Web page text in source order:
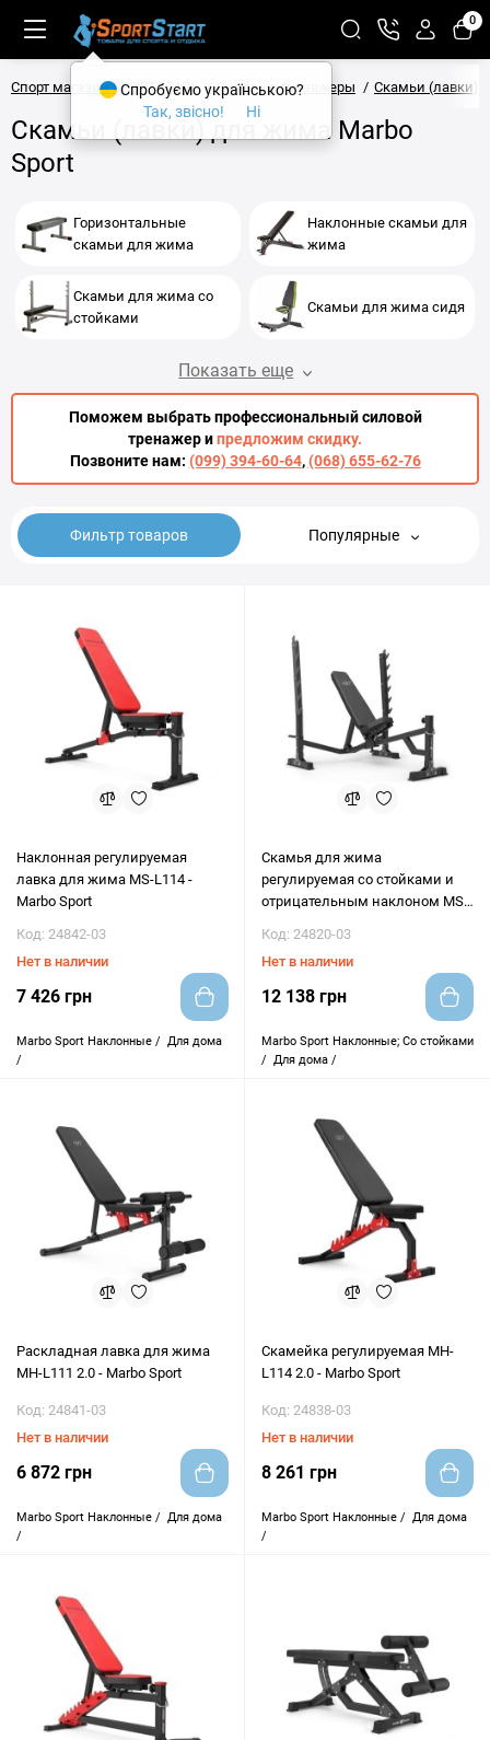
0
Спорт магазин SPORTSTART Силовые тренажеры Скамьи (лавки)
Скамьи (лавки) для жима Marbo
Sport
Горизонтальные
скамьи для жима
Наклонные скамьи для
жима
Скамьи для жима со
стойками
Скамьи для жима сидя
Показать еще
Поможем выбрать профессиональный силовой
тренажер ипредложим скидку.
Позвоните нам: (099) 394-60-64,(068) 655-62-76
Фильтр товаров Популярные
Наклонная регулируемая
лавка для жима MS-L114 -
Marbo Sport
Код: 24842-03
Нет в наличии
7 426 грн
Marbo Sport Наклонные / Для дома
/
Скамья для жима
регулируемая со стойками и
отрицательным наклоном MS-
Код: 24820-03
Нет в наличии
12 138 грн
Marbo Sport Наклонные; Со стойками
/ Для дома /
Раскладная лавка для жима
MH-L111 2.0 - Marbo Sport
Код: 24841-03
Нет в наличии
6 872 грн
Marbo Sport Наклонные / Для дома
/
Скамейка регулируемая MH-
L114 2.0 - Marbo Sport
Код: 24838-03
Нет в наличии
8 261 грн
Marbo Sport Наклонные / Для дома
/
Спробуємо українською?
Так, звісно!
Ні